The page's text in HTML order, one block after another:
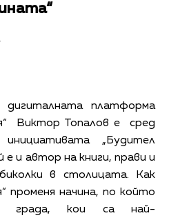
дигиталната платформа
Виктор Топалов е сред
инициативата „Будител
е и автор на книги, прави и
в столицата. Как
променя начина, по който
града, кои са най-